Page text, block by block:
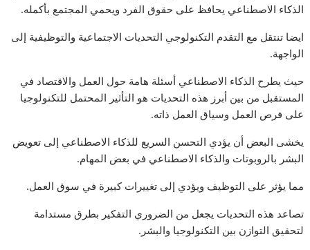
الذكاء الاصطناعي يحافظ على حقوق الفرد ويحمي المجتمع بأكمله.
ايضا تنتقل مع التقدم التكنولوجي التحديات الاجتماعية والتوظيفية إلى
الواجهة.
حيث يطرح الذكاء الاصطناعي أسئلة هامة حول العمل والاقتصاد في
المستقبل من بين أبرز هذه التحديات هو التأثير المحتمل للتكنولوجيا
على فرص العمل وسياق العمل ذاته.
يخشى البعض أن يؤدي التحسن السريع للذكاء الاصطناعي إلى تعويض
البشر بالروبوتات والذكاء الاصطناعي في بعض المهام.
مما يؤثر على التوظيف ويؤدي إلى تغييرات كبيرة في سوق العمل.
تصاعد هذه التحديات يجعل من الضروري التفكير بطرق مستدامة
لتحقيق التوازن بين التكنولوجيا والبشر.